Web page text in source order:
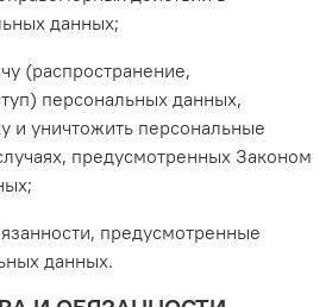
данных;
(распространение,
персональных данных,
и уничтожить персональные
предусмотренных Законом
предусмотренные
данных.